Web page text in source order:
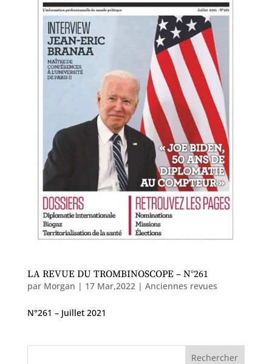
LA REVUE DU TROMBINOSCOPE – N°261
par Morgan | 17 Mar,2022| Anciennes revues
N°261 – Juillet 2021
Rechercher